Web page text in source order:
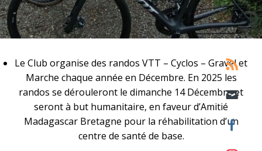
Le Club organise des randos VTT – Cyclos – Gravel et
Marche chaque année en Décembre. En 2025 les
randos se dérouleront le dimanche 14 Décembre et
seront à but humanitaire, en faveur d’Amitié
Madagascar Bretagne pour la réhabilitation d’un
centre de santé de base.